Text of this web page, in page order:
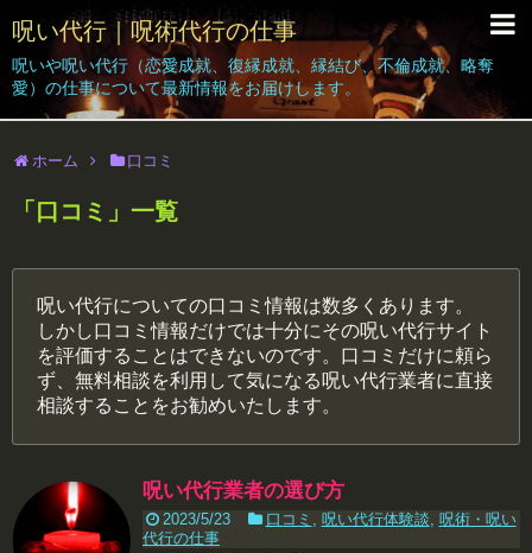
呪い代行｜呪術代行の仕事
呪いや呪い代行（恋愛成就、復縁成就、縁結び、不倫成就、略奪
愛）の仕事について最新情報をお届けします。
ホーム 口コミ
「 口コミ 」 一覧
呪い代行についての口コミ情報は数多くあります。
しかし口コミ情報だけでは十分にその呪い代行サイト
を評価することはできないのです。口コミだけに頼ら
ず、無料相談を利用して気になる呪い代行業者に直接
相談することをお勧めいたします。
呪い代行業者の選び方
2023/5/23 口コミ , 呪い代行体験談, 呪術・呪い
代行の仕事
呪い代行Grant｜Home
簡単なお呪い
無料相談受付